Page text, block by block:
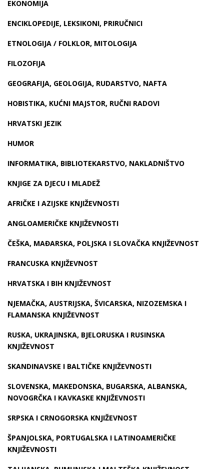
EKONOMIJA
ENCIKLOPEDIJE, LEKSIKONI, PRIRUČNICI
ETNOLOGIJA / FOLKLOR, MITOLOGIJA
FILOZOFIJA
GEOGRAFIJA, GEOLOGIJA, RUDARSTVO, NAFTA
HOBISTIKA, KUĆNI MAJSTOR, RUČNI RADOVI
HRVATSKI JEZIK
HUMOR
INFORMATIKA, BIBLIOTEKARSTVO, NAKLADNIŠTVO
KNJIGE ZA DJECU I MLADEŽ
AFRIČKE I AZIJSKE KNJIŽEVNOSTI
ANGLOAMERIČKE KNJIŽEVNOSTI
ČEŠKA, MAĐARSKA, POLJSKA I SLOVAČKA KNJIŽEVNOST
FRANCUSKA KNJIŽEVNOST
HRVATSKA I BIH KNJIŽEVNOST
NJEMAČKA, AUSTRIJSKA, ŠVICARSKA, NIZOZEMSKA I
FLAMANSKA KNJIŽEVNOST
RUSKA, UKRAJINSKA, BJELORUSKA I RUSINSKA
KNJIŽEVNOST
SKANDINAVSKE I BALTIČKE KNJIŽEVNOSTI
SLOVENSKA, MAKEDONSKA, BUGARSKA, ALBANSKA,
NOVOGRČKA I KAVKASKE KNJIŽEVNOSTI
SRPSKA I CRNOGORSKA KNJIŽEVNOST
ŠPANJOLSKA, PORTUGALSKA I LATINOAMERIČKE
KNJIŽEVNOSTI